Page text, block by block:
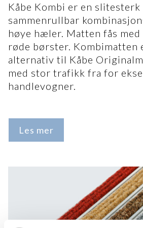
Kåbe Kombi er en slitesterk
sammenrullbar
høye hæler. Matten fås
røde børster. Kombimatten
alternativ til Kåbe
med stor trafikk fra for
handlevogner.
Les mer